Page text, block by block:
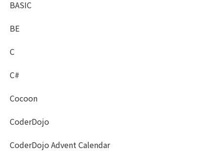
BASIC
BE
C
C#
Cocoon
CoderDojo
CoderDojo Advent Calendar